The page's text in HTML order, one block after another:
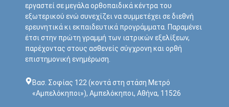
εργαστεί σε μεγάλα ορθοπαιδικά κέντρα του
εξωτερικού ενώ συνεχίζει να συμμετέχει σε διεθνή
ερευνητικά κι εκπαιδευτικά προγράμματα. Παραμένει
έτσι στην πρώτη γραμμή των ιατρικών εξελίξεων,
παρέχοντας στους ασθενείς σύγχρονη και ορθή
επιστημονική ενημέρωση.
Bασ. Σοφίας 122 (κοντά στη στάση Μετρό
«Αμπελόκηποι»), Αμπελόκηποι, Αθήνα, 11526